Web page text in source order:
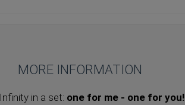
Infinity in a set: one for me - one for you!
MORE INFORMATION